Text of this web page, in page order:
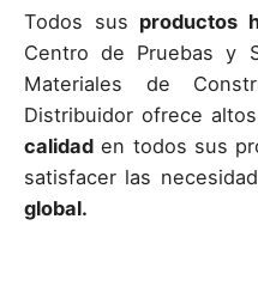
Todos sus productos
Centro de Pruebas y
Materiales de
Distribuidor ofrece altos
calidad en todos sus
satisfacer las
global.